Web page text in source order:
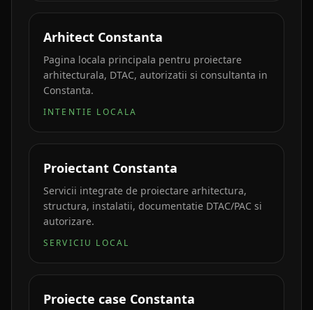
Arhitect Constanta
Pagina locala principala pentru proiectare
arhitecturala, DTAC, autorizatii si consultanta in
Constanta.
INTENTIE LOCALA
Proiectant Constanta
Servicii integrate de proiectare arhitectura,
structura, instalatii, documentatie DTAC/PAC si
autorizare.
SERVICIU LOCAL
Proiecte case Constanta